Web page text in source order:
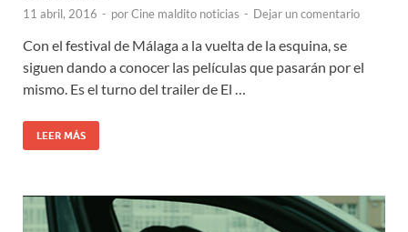
11 abril, 2016 - porCine maldito noticias - Dejar un comentario
Con el festival de Málaga a la vuelta de la esquina, se
siguen dando a conocer las películas que pasarán por el
mismo. Es el turno del trailer de El …
LEER MÁS